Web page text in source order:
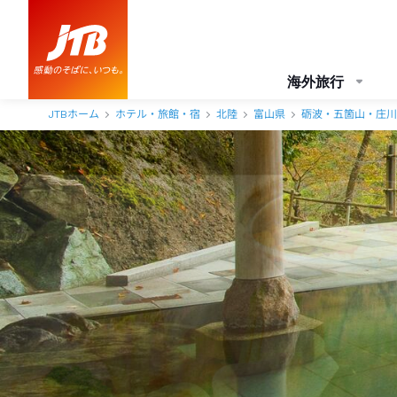
海外旅行
JTBホーム ホテル・旅館・宿 北陸 富山県 砺波・五箇山・庄川